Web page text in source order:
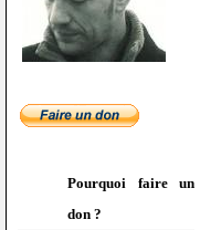
Pourquoi faire un
don ?